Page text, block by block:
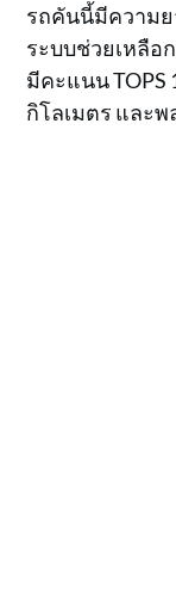
รถคันนี้มีความย
ระบบช่วยเหลือ
มีคะแนน TOPS
กิโลเมตร และพ